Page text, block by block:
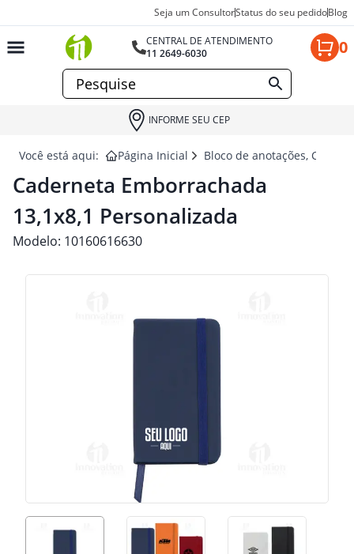
Seja um ConsultorStatus do seu pedidoBlog
CENTRAL DE ATENDIMENTO
11 2649-6030
0
INFORME SEU CEP
Você está aqui: Página Inicial Bloco de anotações,
Caderneta Emborrachada
13,1x8,1 Personalizada
Modelo: 10160616630